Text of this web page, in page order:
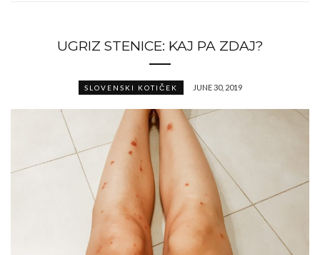
UGRIZ STENICE: KAJ PA ZDAJ?
SLOVENSKI KOTIČEK JUNE 30, 2019